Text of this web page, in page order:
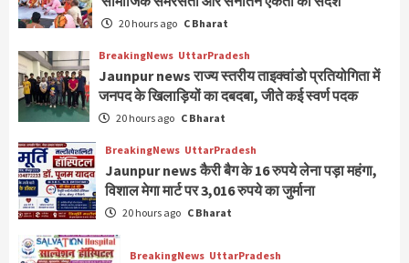
20 hours ago C Bharat
BreakingNews UttarPradesh
Jaunpur news ​राज्य स्तरीय ताइक्वांडो प्रतियोगिता में
जनपद के खिलाड़ियों का दबदबा, जीते कई स्वर्ण पदक
20 hours ago C Bharat
BreakingNews UttarPradesh
Jaunpur news कैरी बैग के 16 रुपये लेना पड़ा महंगा,
विशाल मेगा मार्ट पर 3,016 रुपये का जुर्माना
20 hours ago C Bharat
BreakingNews UttarPradesh